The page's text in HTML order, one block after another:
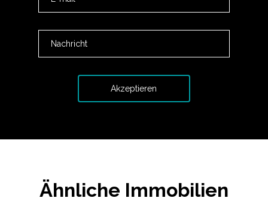
Ähnliche Immobilien